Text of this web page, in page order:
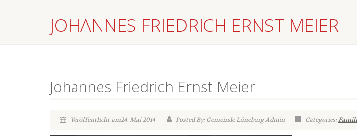
JOHANNES FRIEDRICH ERNST MEIER
Johannes Friedrich Ernst Meier
Veröffentlicht am24. Mai 2014 Posted By: Gemeinde Lüneburg Admin Categories: